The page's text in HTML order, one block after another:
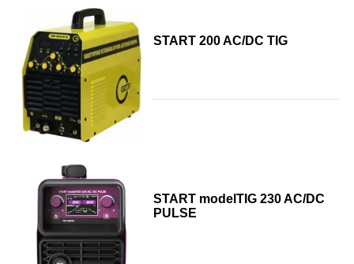
START 200 AC/DC TIG
START modelTIG 230 AC/DC
PULSE